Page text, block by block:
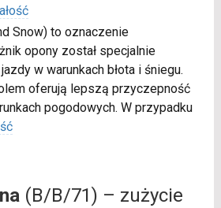
Snow) to oznaczenie
opony został specjalnie
w warunkach błota i śniegu.
oferują lepszą przyczepność
pogodowych. W przypadku
(B/B/71) – zużycie